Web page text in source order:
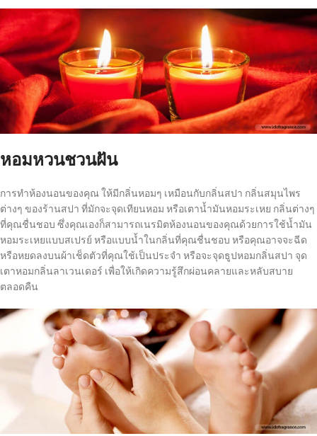
หอมหวนชวนฝัน
การทำห้องนอนของคุณ ให้มีกลิ่นหอมๆ เหมือนกับกลิ่นสปา กลิ่นสมุนไพร
ต่างๆ ของร้านสปา ที่มักจะจุดเทียนหอม หรือเตาน้ำมันหอมระเหย กลิ่นต่างๆ
ที่คุณชื่นชอบ ซึ่งคุณเองก็สามารถเนรมิตห้องนอนของคุณด้วยการใช้น้ำมัน
หอมระเหยแบบสเปรย์ หรือแบบน้ำในกลิ่นที่คุณชื่นชอบ หรือคุณอาจจะฉีด
หรือหยดลงบนผ้าเช็ดตัวที่คุณใช้เป็นประจำ หรือจะจุดธูปหอมกลิ่นสปา จุด
เตาหอมกลิ่นลาเวนเดอร์ เพื่อให้เกิดความรู้สึกผ่อนคลายและหลับสบาย
ตลอดคืน